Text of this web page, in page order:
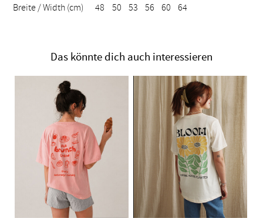
Breite / Width (cm)
48 50 53 56 60 64
Das könnte dich auch interessieren